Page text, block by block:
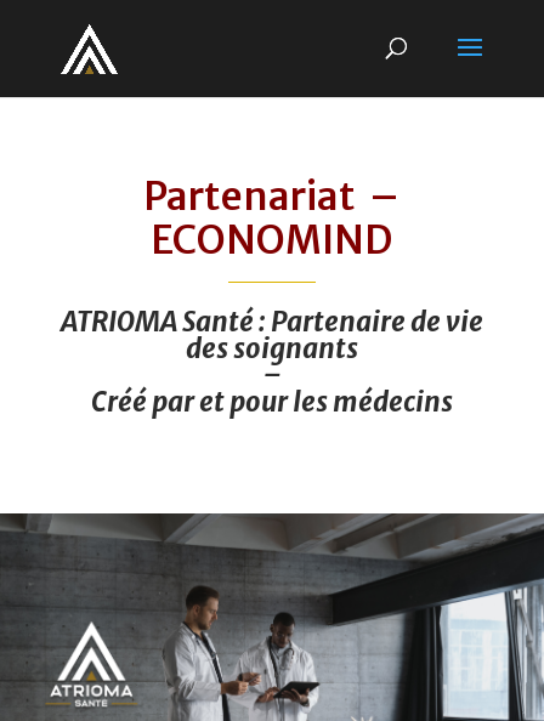
Partenariat –
ECONOMIND
ATRIOMA Santé : Partenaire de vie
des soignants
–
Créé par et pour les médecins